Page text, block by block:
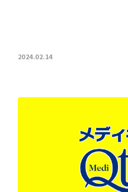
2024.02.14